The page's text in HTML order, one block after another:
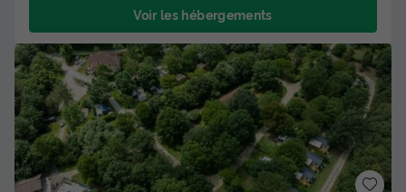
Voir les hébergements